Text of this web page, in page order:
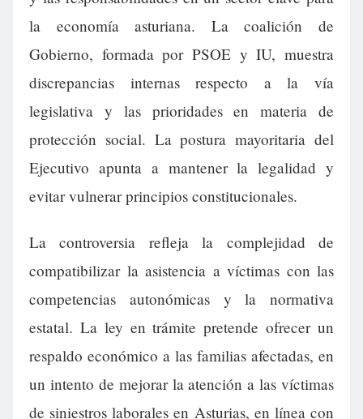
la economía asturiana. La coalición de
Gobierno, formada por PSOE y IU, muestra
discrepancias internas respecto a la vía
legislativa y las prioridades en materia de
protección social. La postura mayoritaria del
Ejecutivo apunta a mantener la legalidad y
evitar vulnerar principios constitucionales.
La controversia refleja la complejidad de
compatibilizar la asistencia a víctimas con las
competencias autonómicas y la normativa
estatal. La ley en trámite pretende ofrecer un
respaldo económico a las familias afectadas, en
un intento de mejorar la atención a las víctimas
de siniestros laborales en Asturias, en línea con